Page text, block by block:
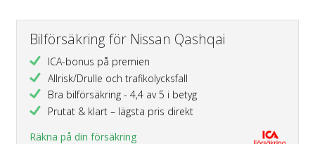
Bilförsäkring för Nissan Qashqai
ICA-bonus på premien
Allrisk/Drulle och trafikolycksfall
Bra bilförsäkring - 4,4 av 5 i betyg
Prutat & klart – lägsta pris direkt
Räkna på din försäkring